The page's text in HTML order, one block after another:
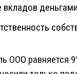
вкладов
ООО равняется